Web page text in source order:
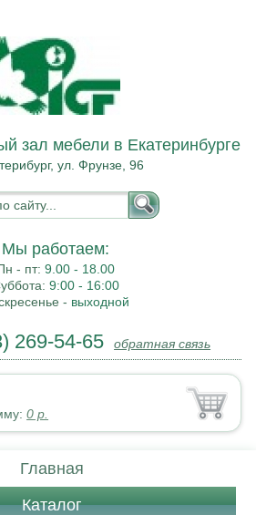
зал мебели в Екатеринбурге
ул. Фрунзе, 96
Мы работаем:
- пт:9.00 - 18.00
9:00 - 16:00
- выходной
269-54-65 обратная связь
0 р.
Главная
Каталог